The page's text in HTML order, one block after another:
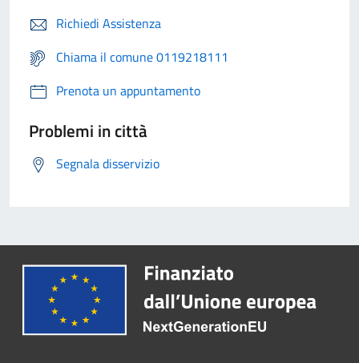
Richiedi Assistenza
Chiama il comune 0119218111
Prenota un appuntamento
Problemi in città
Segnala disservizio